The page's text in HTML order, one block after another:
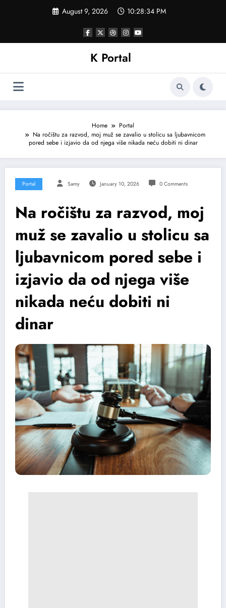
August 9, 2026 10:28:36 PM
K Portal
Home
Portal
Na ročištu za razvod, moj muž se zavalio u stolicu sa ljubavnicom
pored sebe i izjavio da od njega više nikada neću dobiti ni dinar
Portal Samy January 10, 2026 0 Comments
Na ročištu za razvod, moj
muž se zavalio u stolicu sa
ljubavnicom pored sebe i
izjavio da od njega više
nikada neću dobiti ni
dinar